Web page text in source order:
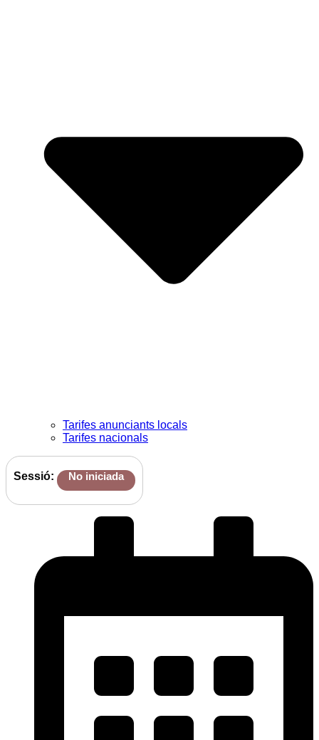
Tarifes anunciants locals
Tarifes nacionals
Sessió: No iniciada